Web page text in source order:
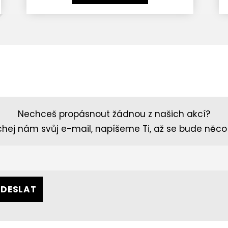
Nechceš propásnout žádnou z našich akcí?
nám svůj e-mail, napíšeme Ti, až se bude